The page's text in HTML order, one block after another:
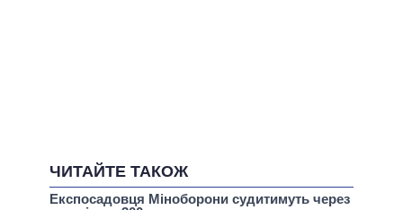
ЧИТАЙТЕ ТАКОЖ
Експосадовця Міноборони судитимуть через